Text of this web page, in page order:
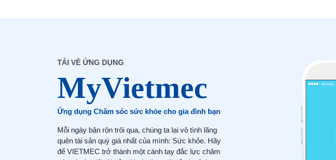
TẢI VỀ ỨNG DỤNG
Ứng dụng Chăm sóc sức khỏe cho gia đình bạn
Mỗi ngày bận rộn trôi qua, chúng ta lại vô tình lãng
quên tài sản quý giá nhất của mình: Sức khỏe. Hãy
để VIETMEC trở thành một cánh tay đắc lực chăm